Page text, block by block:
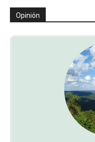
Opinión